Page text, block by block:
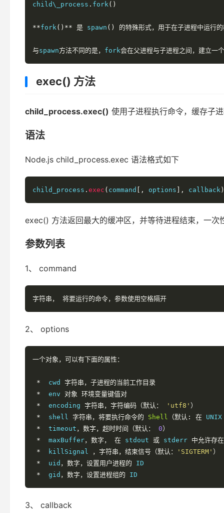
child\_process . fork()
**fork()** 是 spawn () 的特殊形式，用于在子进程中运行的
与spawn方法不同的是， fork会在父进程与子进程之间，建立一
exec() 方法
child_process.exec() 使用子进程执行命令，缓存子
语法
Node.js child_process.exec 语法格式如下
child_process . exec ( command [, options ], callback )
exec() 方法返回最大的缓冲区，并等待进程结束，一次
参数列表
1、 command
字符串， 将要运行的命令，参数使用空格隔开
2、 options
一个对象，可以有下面的属性：
*
  cwd
字符串，子进程的当前工作目录
*
  env
对象 环境变量键值对
*
  encoding
字符串，字符编码（默认： 'utf8' ）
*
  shell
字符串，将要执行命令的 Shell （默认: 在 UNIX
*
  timeout
，数字，超时时间（默认： 0）
*
  maxBuffer
，数字， 在 stdout 或 stderr 中允许存
*
  killSignal
，字符串，结束信号（默认： 'SIGTERM' ）
*
  uid
，数字，设置用户进程的 ID
*
  gid
，数字，设置进程组的 ID
3、 callback